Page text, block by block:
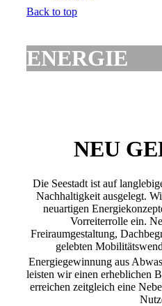
Back to top
ENERGIE
NEU
Die Seestadt ist auf
Nachhaltigkeit ausgelegt.
neuartigen
Vorreiterrolle ein.
Freiraumgestaltung,
gelebten
Energiegewinnung aus
leisten wir einen erheblichen
erreichen zeitgleich eine